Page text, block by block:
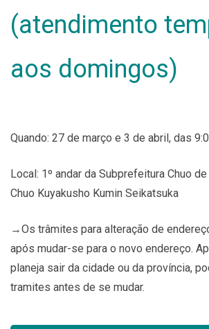
(atendimento
aos domingos)
Quando: 27 de março e 3 de abril, das
Local: 1º andar da Subprefeitura Chuo
Chuo Kuyakusho Kumin Seikatsuka
→Os trâmites para alteração de
após mudar-se para o novo endereço.
planeja sair da cidade ou da província,
tramites antes de se mudar.